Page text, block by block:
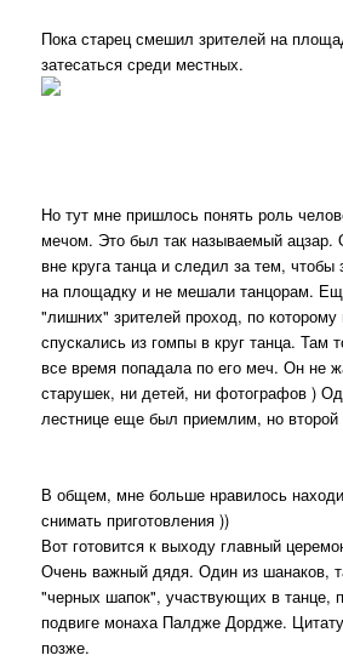
Пока старец смешил зрителей на
затесаться среди местных.
Но тут мне пришлось понять роль
мечом. Это был так называемый ацзар.
вне круга танца и следил за тем, чтобы
на площадку и не мешали танцорам.
"лишних" зрителей проход, по
спускались из гомпы в круг танца. Там
все время попадала по его меч. Он не
старушек, ни детей, ни фотографов )
лестнице еще был приемлим, но второй
В общем, мне больше нравилось
снимать приготовления ))
Вот готовится к выходу главный
Очень важный дядя. Один из шанаков,
"черных шапок", участвующих в танце,
подвиге монаха Палдже Дордже.
позже.